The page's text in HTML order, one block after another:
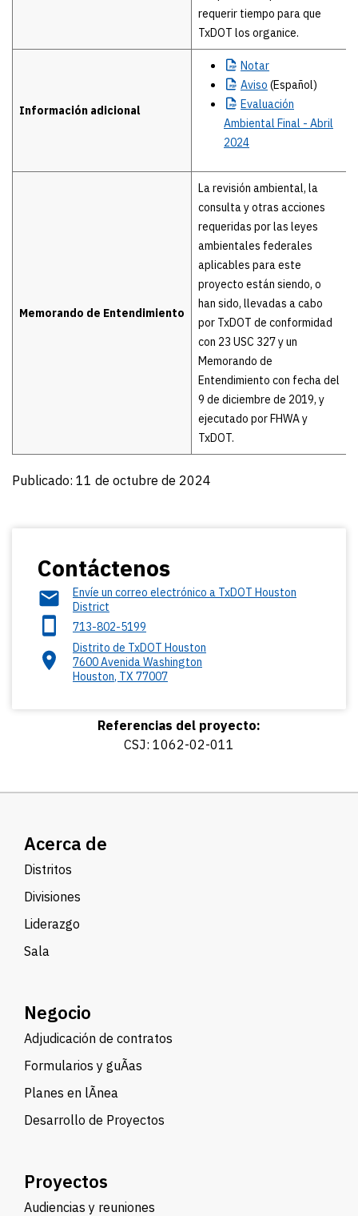
requerir tiempo para que
TxDOT los organice.
Información adicional
Notar
Aviso (Español)
Evaluación
Ambiental Final - Abril
2024
Memorando de Entendimiento
La revisión ambiental, la
consulta y otras acciones
requeridas por las leyes
ambientales federales
aplicables para este
proyecto están siendo, o
han sido, llevadas a cabo
por TxDOT de conformidad
con 23 USC 327 y un
Memorando de
Entendimiento con fecha del
9 de diciembre de 2019, y
ejecutado por FHWA y
TxDOT.
Publicado: 11 de octubre de 2024
Contáctenos
Envíe un correo electrónico a TxDOT Houston
District
713-802-5199
Distrito de TxDOT Houston
7600 Avenida Washington
Houston, TX 77007
Referencias del proyecto:
CSJ: 1062-02-011
Acerca de
Distritos
Divisiones
Liderazgo
Sala
Negocio
Adjudicación de contratos
Formularios y guÃ­as
Planes en lÃ­nea
Desarrollo de Proyectos
Proyectos
Audiencias y reuniones